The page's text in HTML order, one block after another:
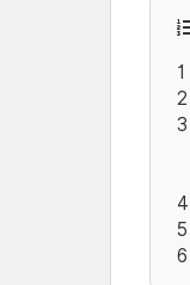
1
2
3
4
5
6